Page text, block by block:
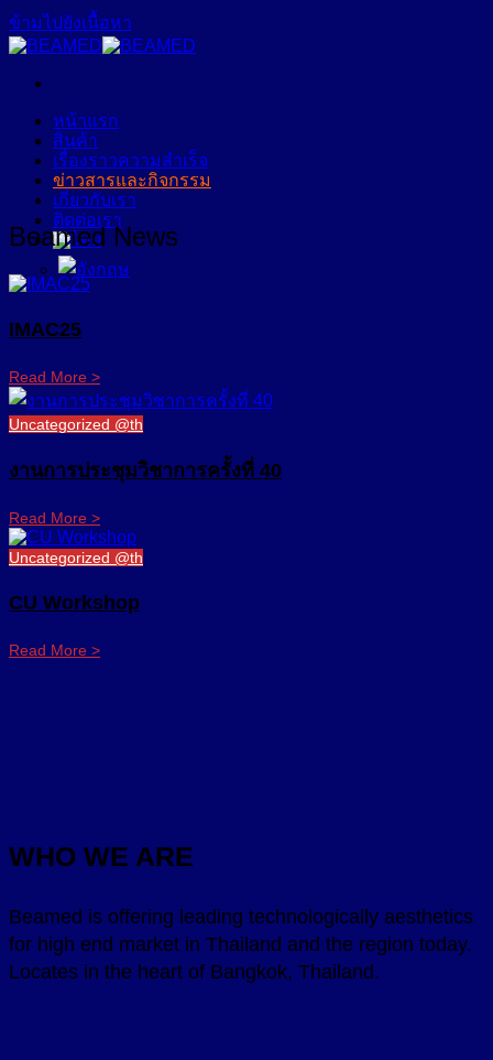
ข้ามไปยังเนื้อหา
หน้าแรก
สินค้า
เรื่องราวความสำเร็จ
ข่าวสารและกิจกรรม
เกี่ยวกับเรา
ติดต่อเรา
Beamed News
IMAC25
Read More >
Uncategorized @th
งานการประชุมวิชาการครั้งที่ 40
Read More >
Uncategorized @th
CU Workshop
Read More >
WHO WE ARE
Beamed is offering leading technologically aesthetics
for high end market in Thailand and the region today.
Locates in the heart of Bangkok, Thailand.